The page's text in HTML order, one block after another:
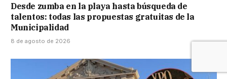
Desde zumba en la playa hasta búsqueda de
talentos: todas las propuestas gratuitas de la
Municipalidad
8 de agosto de 2026